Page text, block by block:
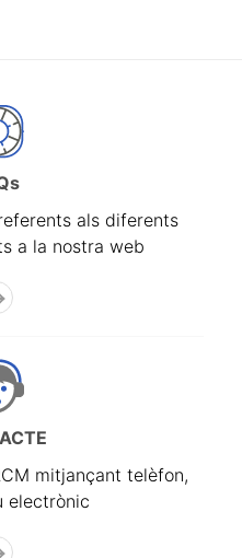
als diferents
a la nostra web
mitjançant telèfon,
electrònic